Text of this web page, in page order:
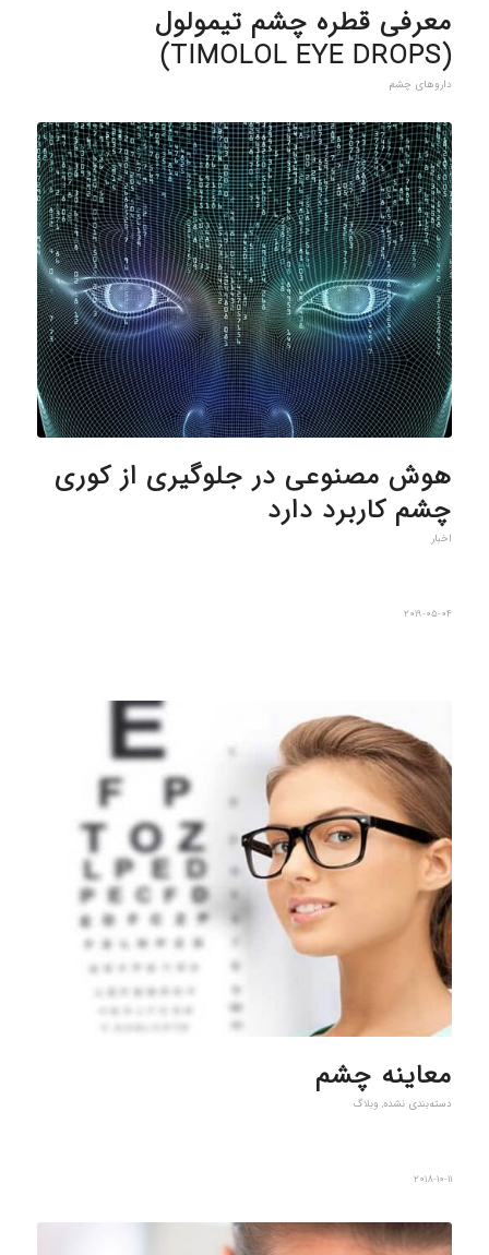
معرفی قطره چشم تیمولول
(TIMOLOL EYE DROPS)
داروهای چشم
هوش مصنوعی در جلوگیری از کوری
چشم کاربرد دارد
اخبار
2019-05-04
معاینه چشم
دسته‌بندی نشده, وبلاگ
2018-10-11